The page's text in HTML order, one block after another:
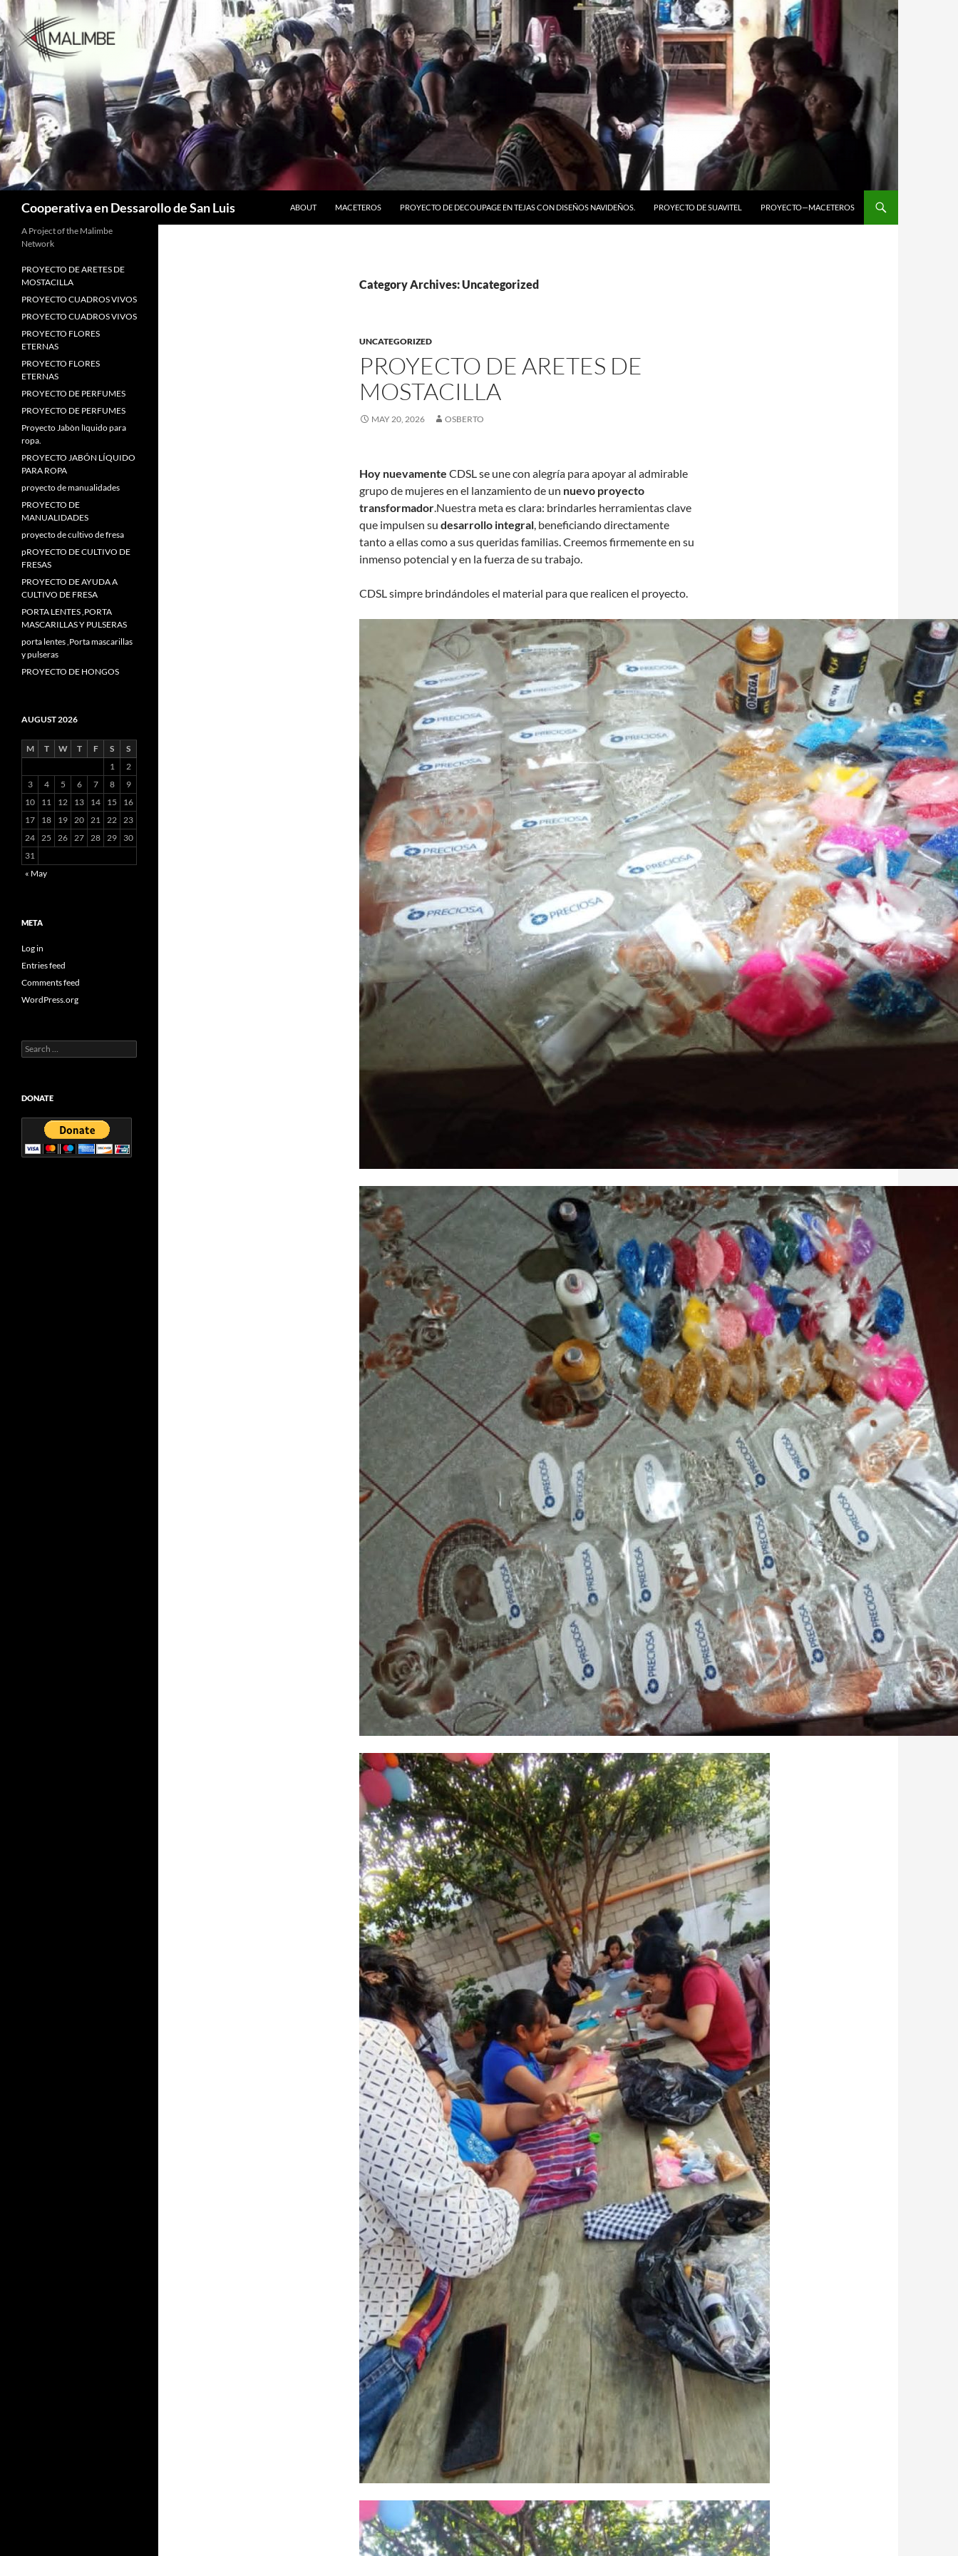
Skip
to
content
Cooperativa en Dessarollo de San Luis ABOUT MACETEROS PROYECTO DE DECOUPAGE EN TEJAS CON DISEÑOS NAVIDEÑOS. PROYECTO DE SUAVITEL PROYECTO—MACETEROS
Category Archives: Uncategorized
UNCATEGORIZED
PROYECTO DE ARETES DE
MOSTACILLA
MAY 20, 2026 OSBERTO
Hoy nuevamente CDSL se une con alegría para apoyar al admirable
grupo de mujeres en el lanzamiento de un nuevo proyecto
transformador.Nuestra meta es clara: brindarles herramientas clave
que impulsen su desarrollo integral, beneficiando directamente
tanto a ellas como a sus queridas familias. Creemos firmemente en su
inmenso potencial y en la fuerza de su trabajo.
CDSL simpre brindándoles el material para que realicen el proyecto.
A Project of the Malimbe
Network
PROYECTO DE ARETES DE
MOSTACILLA
PROYECTO CUADROS VIVOS
PROYECTO CUADROS VIVOS
PROYECTO FLORES
ETERNAS
PROYECTO FLORES
ETERNAS
PROYECTO DE PERFUMES
PROYECTO DE PERFUMES
Proyecto Jabòn lìquido para
ropa.
PROYECTO JABÓN LÍQUIDO
PARA ROPA
proyecto de manualidades
PROYECTO DE
MANUALIDADES
proyecto de cultivo de fresa
pROYECTO DE CULTIVO DE
FRESAS
PROYECTO DE AYUDA A
CULTIVO DE FRESA
PORTA LENTES ,PORTA
MASCARILLAS Y PULSERAS
porta lentes ,Porta mascarillas
y pulseras
PROYECTO DE HONGOS
AUGUST 2026
M T W T F S
S
1
2
3
4 5 6 7 8
9
10
11 12 13 14 15
16
17
18 19 20 21 22 23
24 25 26 27 28 29
30
31
« May
META
Log in
Entries feed
Comments feed
WordPress.org
Search
for:
DONATE